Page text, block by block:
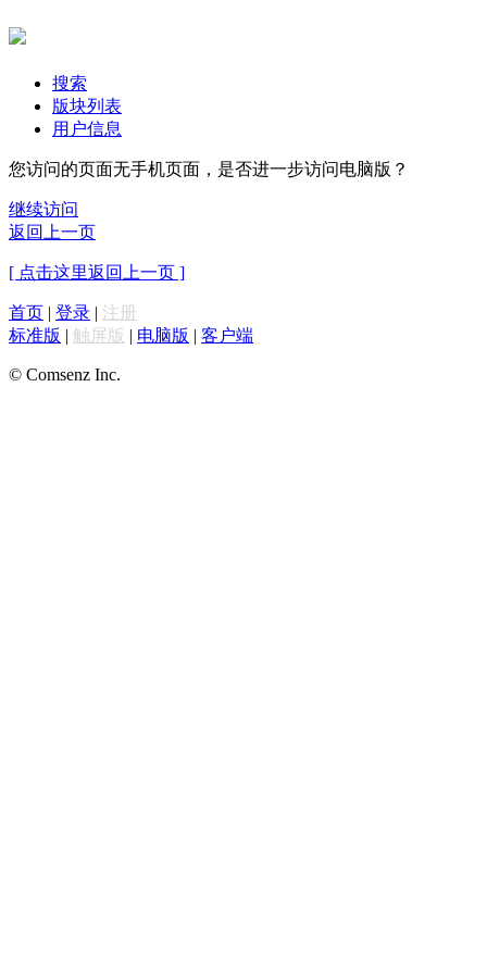
搜索
版块列表
用户信息
您访问的页面无手机页面，是否进一步访问电脑版？
继续访问
返回上一页
[ 点击这里返回上一页 ]
首页 | 登录 | 注册
标准版 | 触屏版 | 电脑版 | 客户端
© Comsenz Inc.